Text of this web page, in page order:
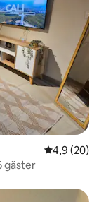
4,9 av 5 i
4,9 (20)
gäster